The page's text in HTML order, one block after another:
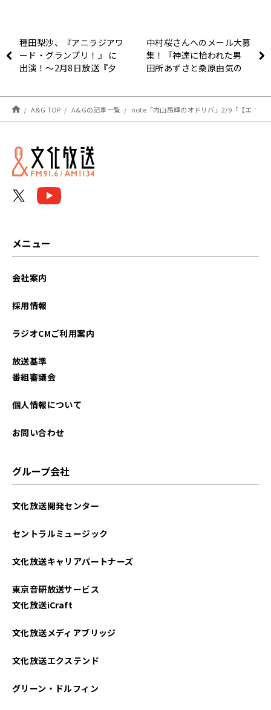
種田梨沙、『アニラジアワ
ード・グランプリ！』 に
出演！～2月8日放送『夕
は突然に』
中村桜さんへのメール大募
集！『神達に拾われた男
田所あずさと桑原由気の
A&G TOP A&Gの記事一覧 note「内山昂輝のオドリバ」2/9「【エッセイ】行列のつくり方」を更新しました
メニュー
会社案内
採用情報
ラジオCMご利用案内
放送基準
番組審議会
個人情報について
お問い合わせ
グループ会社
文化放送開発センター
セントラルミュージック
文化放送キャリアパートナーズ
東京音研放送サービス
文化放送iCraft
文化放送メディアブリッジ
文化放送エクステンド
グリーン・ドルフィン